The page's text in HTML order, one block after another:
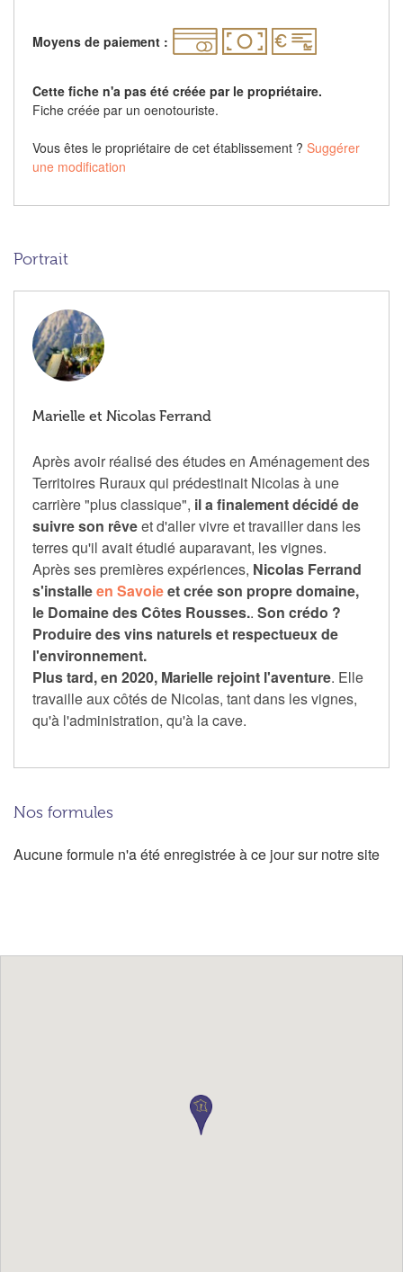
Moyens de paiement :
Cette fiche n'a pas été créée par le propriétaire.
Fiche créée par un oenotouriste.
Vous êtes le propriétaire de cet établissement ? Suggérer
une modification
Portrait
Marielle et Nicolas Ferrand
Après avoir réalisé des études en Aménagement des
Territoires Ruraux qui prédestinait Nicolas à une
carrière "plus classique", il a finalement décidé de
suivre son rêveet d'aller vivre et travailler dans les
terres qu'il avait étudié auparavant, les vignes.
Après ses premières expériences, Nicolas Ferrand
s'installeen Savoieet crée son propre domaine,
le Domaine des Côtes Rousses.. Son crédo ?
Produire des vins naturels et respectueux de
l'environnement.
Plus tard, en 2020, Marielle rejoint l'aventure. Elle
travaille aux côtés de Nicolas, tant dans les vignes,
qu'à l'administration, qu'à la cave.
Nos formules
Aucune formule n'a été enregistrée à ce jour sur notre site